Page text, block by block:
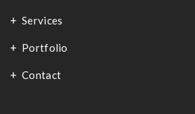
Services
Portfolio
Contact